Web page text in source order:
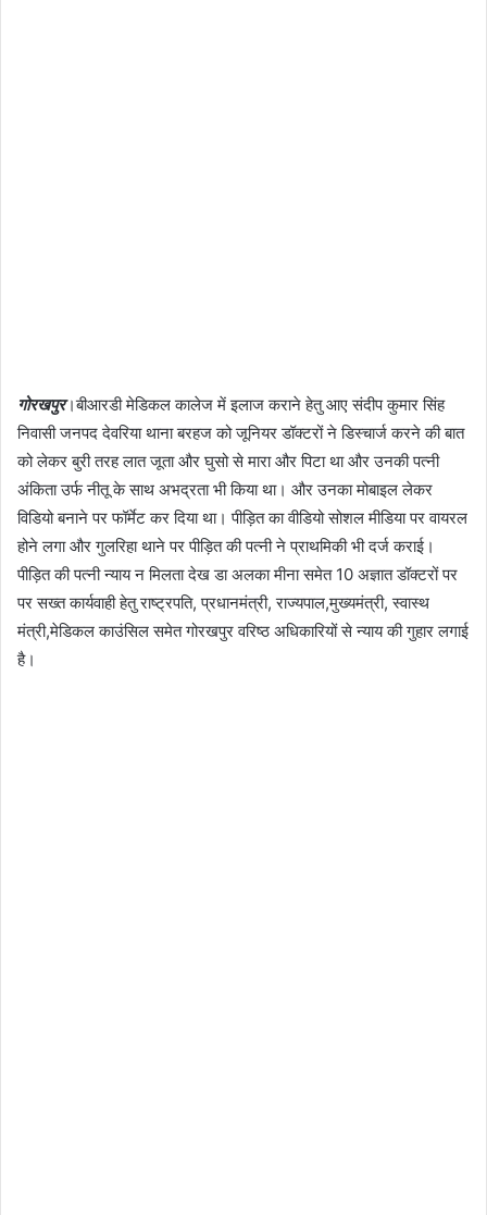
गोरखपुर।बीआरडी मेडिकल कालेज में इलाज कराने हेतु आए संदीप कुमार सिंह
निवासी जनपद देवरिया थाना बरहज को जूनियर डॉक्टरों ने डिस्चार्ज करने की बात
को लेकर बुरी तरह लात जूता और घुसो से मारा और पिटा था और उनकी पत्नी
अंकिता उर्फ नीतू के साथ अभद्रता भी किया था। और उनका मोबाइल लेकर
विडियो बनाने पर फॉर्मेट कर दिया था। पीड़ित का वीडियो सोशल मीडिया पर वायरल
होने लगा और गुलरिहा थाने पर पीड़ित की पत्नी ने प्राथमिकी भी दर्ज कराई।
पीड़ित की पत्नी न्याय न मिलता देख डा अलका मीना समेत 10 अज्ञात डॉक्टरों पर
पर सख्त कार्यवाही हेतु राष्ट्रपति, प्रधानमंत्री, राज्यपाल,मुख्यमंत्री, स्वास्थ
मंत्री,मेडिकल काउंसिल समेत गोरखपुर वरिष्ठ अधिकारियों से न्याय की गुहार लगाई
है।